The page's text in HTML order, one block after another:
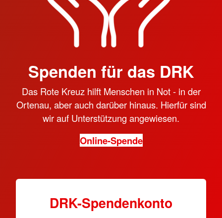
Spenden für das DRK
Das Rote Kreuz hilft Menschen in Not - in der
Ortenau, aber auch darüber hinaus. Hierfür sind
wir auf Unterstützung angewiesen.
Online-Spende
DRK-Spendenkonto